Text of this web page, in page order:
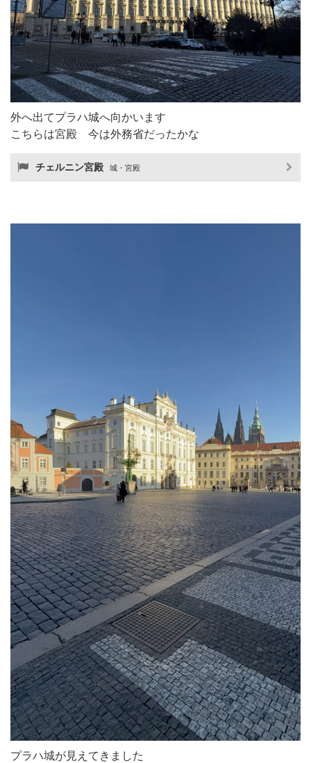
外へ出てプラハ城へ向かいます
こちらは宮殿 今は外務省だったかな
チェルニン宮殿 城・宮殿
プラハ城が見えてきました